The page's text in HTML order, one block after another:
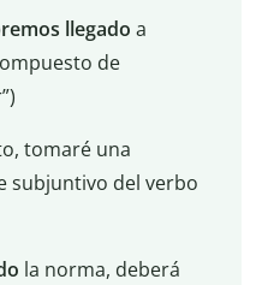
llegado a
de
tomaré una
subjuntivo del verbo
la norma, deberá